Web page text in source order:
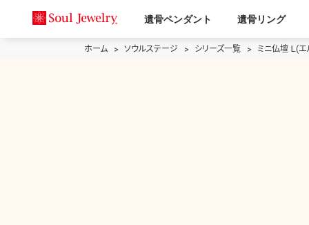
遺骨ペンダント 遺骨リング
ホーム ソウルステージ シリーズ一覧 ミニ仏壇 Ｌ(エ